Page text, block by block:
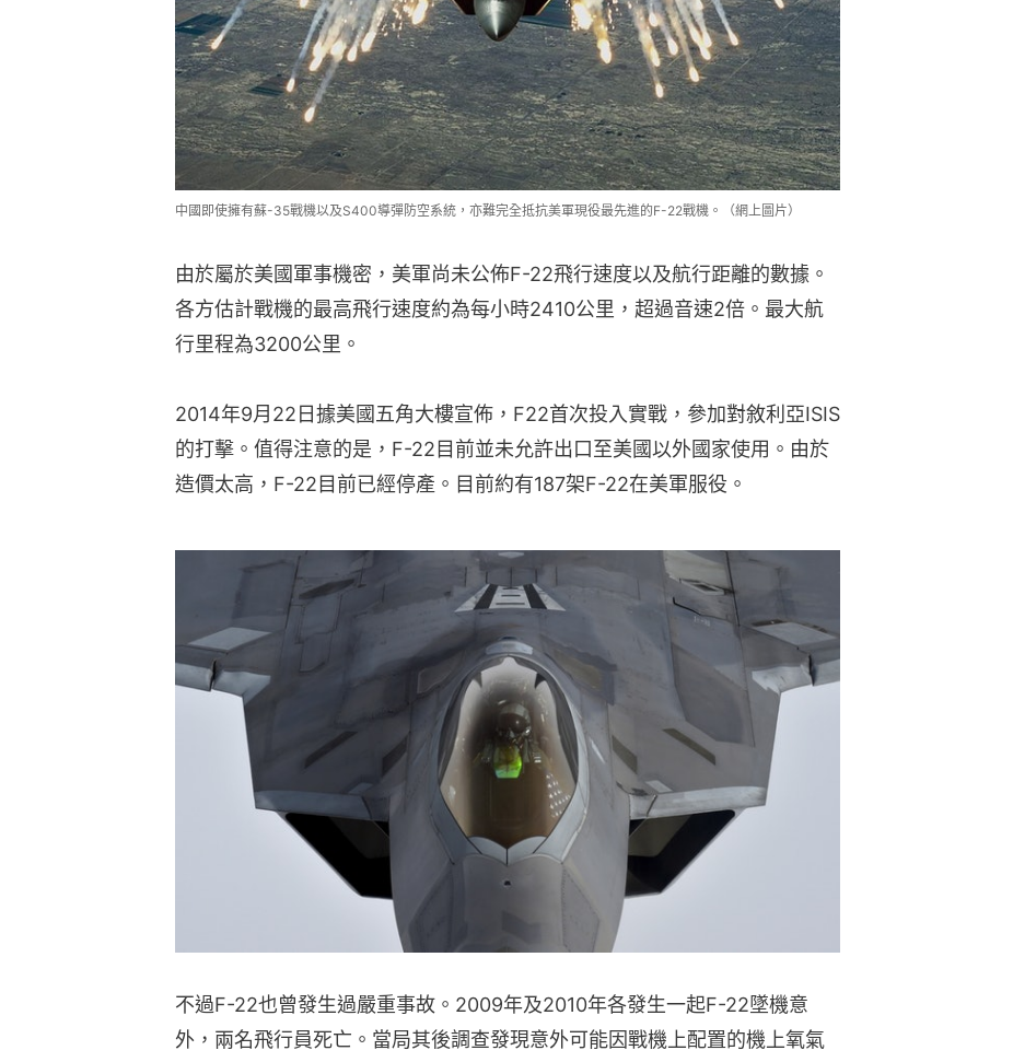
中國即使擁有蘇-35戰機以及S400導彈防空系統，亦難完全抵抗美軍現役最先進的F-22戰機。（網上圖片）
由於屬於美國軍事機密，美軍尚未公佈F-22飛行速度以及航行距離的數據。
各方估計戰機的最高飛行速度約為每小時2410公里，超過音速2倍。最大航
行里程為3200公里。
2014年9月22日據美國五角大樓宣佈，F22首次投入實戰，參加對敘利亞ISIS
的打擊。值得注意的是，F-22目前並未允許出口至美國以外國家使用。由於
造價太高，F-22目前已經停產。目前約有187架F-22在美軍服役。
不過F-22也曾發生過嚴重事故。2009年及2010年各發生一起F-22墜機意
外，兩名飛行員死亡。當局其後調查發現意外可能因戰機上配置的機上氧氣